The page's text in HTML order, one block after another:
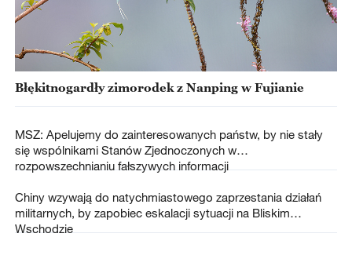
Błękitnogardły zimorodek z Nanping w Fujianie
MSZ: Apelujemy do zainteresowanych państw, by nie stały
się wspólnikami Stanów Zjednoczonych w
rozpowszechnianiu fałszywych informacji
Chiny wzywają do natychmiastowego zaprzestania działań
militarnych, by zapobiec eskalacji sytuacji na Bliskim
Wschodzie